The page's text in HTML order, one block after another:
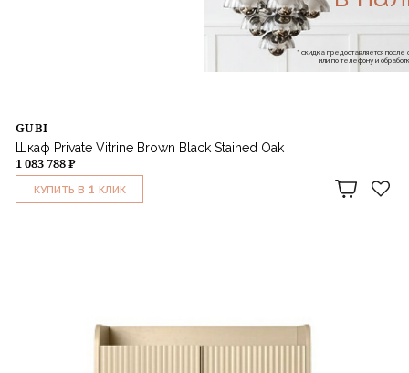
GUBI
Шкаф Private Vitrine Brown Black Stained Oak
1 083 788 ₽
КУПИТЬ В 1 КЛИК
* скидка предоставляется
или по телефону и